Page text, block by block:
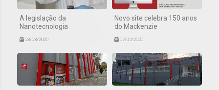
A legislação da
Nanotecnologia
03/03/2020
Novo site celebra 150 anos
do Mackenzie
07/02/2020